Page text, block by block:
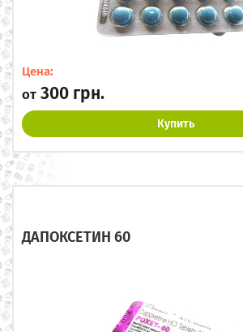
Цена:
от 300 грн.
Купить
ДАПОКСЕТИН 60